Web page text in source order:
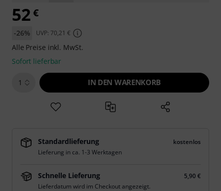
52€
-26% UVP: 70,21 €
Alle Preise inkl. MwSt.
Sofort lieferbar
1 IN DEN WARENKORB
Standardlieferung
kostenlos
Lieferung in ca. 1-3 Werktagen
Schnelle Lieferung
5,90 €
Lieferdatum wird im Checkout angezeigt.